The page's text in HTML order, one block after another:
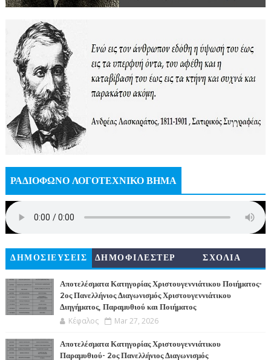
ΡΑΔΙΟΦΩΝΟ ΛΟΓΟΤΕΧΝΙΚΟ ΒΗΜΑ
ΔΗΜΟΣΙΕΥΣΕΙΣ
ΔΗΜΟΦΙΛΕΣΤΕΡ
ΣΧΟΛΙΑ
Αποτελέσματα Κατηγορίας Χριστουγεννιάτικου Ποιήματος-
2ος Πανελλήνιος Διαγωνισμός Χριστουγεννιάτικου
Διηγήματος, Παραμυθιού και Ποιήματος
Κέφαλος Mar 27, 2026
Αποτελέσματα Κατηγορίας Χριστουγεννιάτικου
Παραμυθιού- 2ος Πανελλήνιος Διαγωνισμός